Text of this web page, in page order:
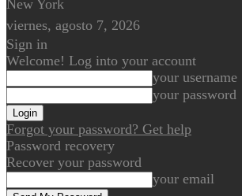
New York
viernes, agosto 7, 2026
Sign in
Welcome! Log into your account
your username
your password
Forgot your password? Get help
Password recovery
Recover your password
your email